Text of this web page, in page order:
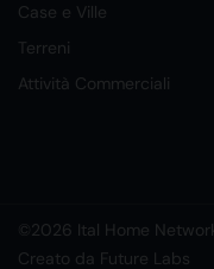
Case e Ville
Terreni
Attività Commerciali
©2026 Ital Home
Creato da Future Labs